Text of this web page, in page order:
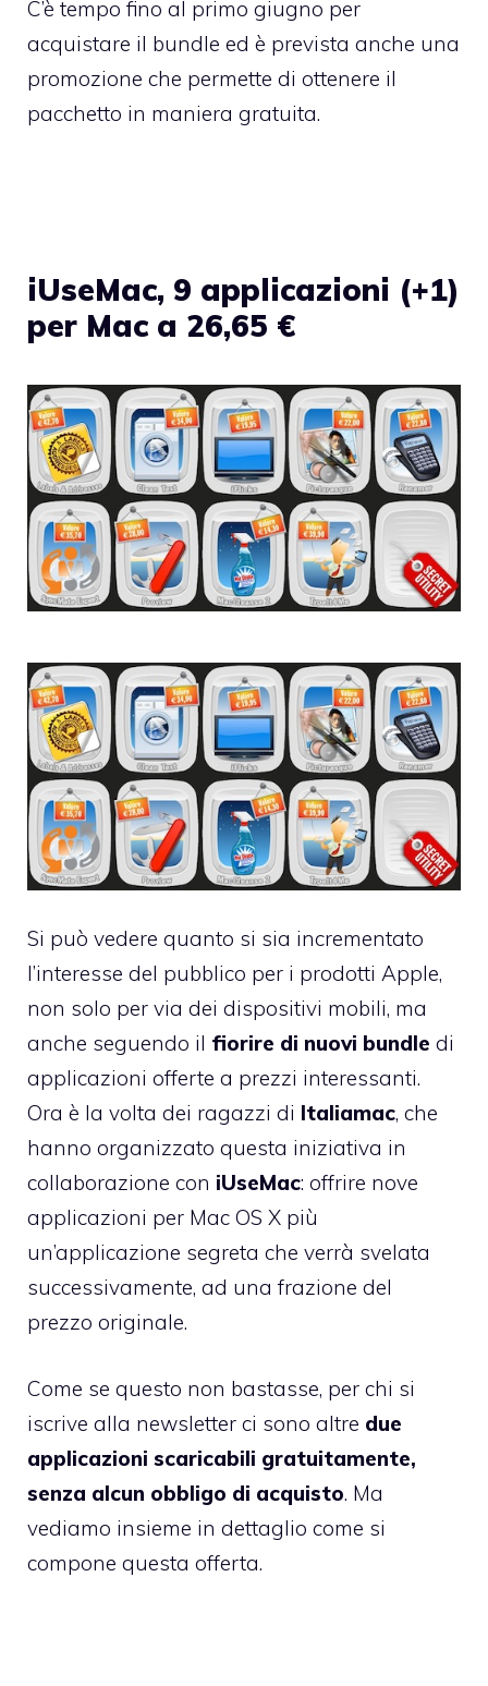
C’è tempo fino al primo giugno per
acquistare il bundle ed è prevista anche una
promozione che permette di ottenere il
pacchetto in maniera gratuita.
iUseMac, 9 applicazioni (+1)
per Mac a 26,65 €
Si può vedere quanto si sia incrementato
l’interesse del pubblico per i prodotti Apple,
non solo per via dei dispositivi mobili, ma
anche seguendo il fiorire di nuovi bundle di
applicazioni offerte a prezzi interessanti.
Ora è la volta dei ragazzi di Italiamac, che
hanno organizzato questa iniziativa in
collaborazione con iUseMac: offrire nove
applicazioni per Mac OS X più
un’applicazione segreta che verrà svelata
successivamente, ad una frazione del
prezzo originale.
Come se questo non bastasse, per chi si
iscrive alla newsletter ci sono altre due
applicazioni scaricabili gratuitamente,
senza alcun obbligo di acquisto. Ma
vediamo insieme in dettaglio come si
compone questa offerta.